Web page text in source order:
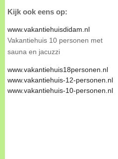
Kijk ook eens op:
www.vakantiehuisdidam.nl
Vakantiehuis 10 personen met
sauna en jacuzzi
www.vakantiehuis18personen.nl
www.vakantiehuis-12-personen.nl
www.vakantiehuis-10-personen.nl